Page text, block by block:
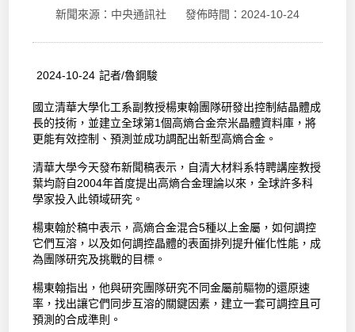
新聞來源：中央通訊社 發佈時間：2024-10-24
2024-10-24 記者/魯鋼駿
國立清華大學化工系副教授楊東翰團隊研發出控制結晶體成
長的技術，並建立全球第1個高熵合金奈米晶體資料庫，將
更能有效控制、預測並成功調配出新型高熵合金。
清華大學今天發布新聞稿表示，自清大材料系特聘講座教授
葉均蔚自2004年首度提出高熵合金理論以來，全球許多科
學家投入此領域研究。
楊東翰於稿中表示，高熵合金混合5種以上金屬，如何調控
它們互溶，以及如何調控晶體的表面排列提升催化性能，成
為團隊研究及挑戰的目標。
楊東翰指出，他與研究團隊研究不同金屬前驅物的還原速
率，找出讓它們同步互溶的關鍵因素，建立一套可調控且可
預測的合成準則。